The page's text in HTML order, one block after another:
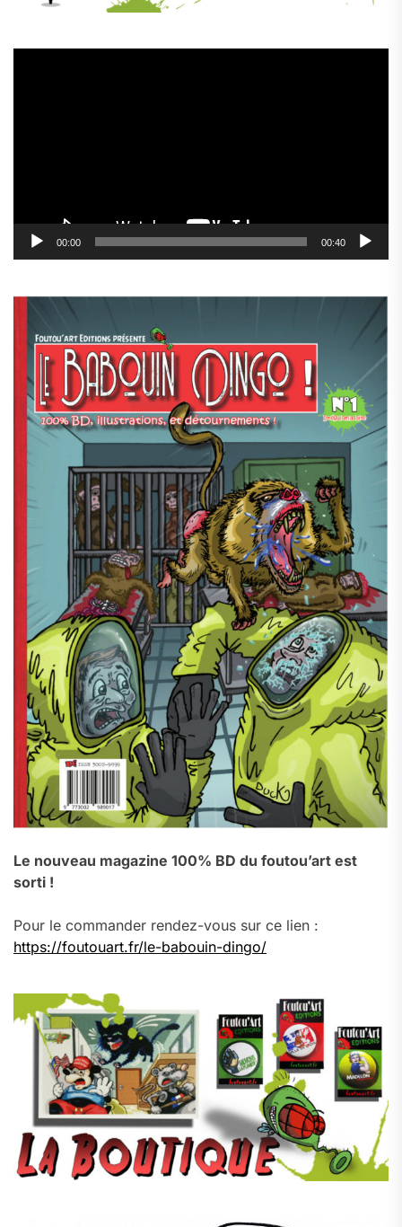
00:00 00:40
Le nouveau magazine 100% BD du foutou’art est
sorti !
Pour le commander rendez-vous sur ce lien :
https://foutouart.fr/le-babouin-dingo/